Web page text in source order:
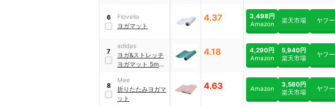
6
Flovelia
ヨガマット
4.37
3,498円
Amazon
楽天市場 ヤフー
7
adidas
ヨガ&ストレッチ
ヨガマット 5mm
10300RG
4.18
4,290円
Amazon
5,940円
楽天市場
ヤフー
8
Mee
折りたたみヨガマ
ット
4.63 Amazon
3,580円
楽天市場
ヤフー